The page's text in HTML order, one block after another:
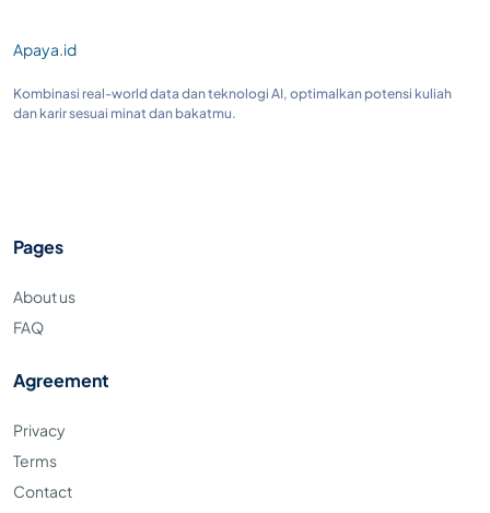
Apaya.id
Kombinasi real-world data dan teknologi AI, optimalkan potensi kuliah
dan karir sesuai minat dan bakatmu.
Pages
About us
FAQ
Agreement
Privacy
Terms
Contact